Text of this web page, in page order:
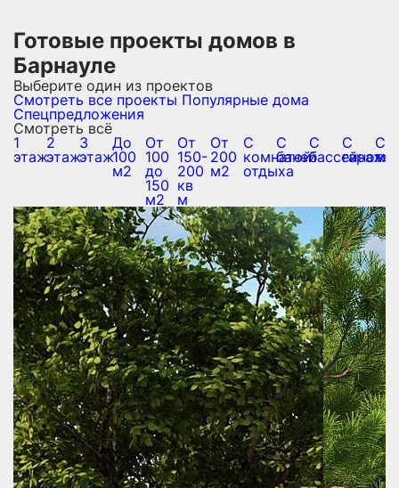
Готовые проекты домов в
Барнауле
Выберите один из проектов
Смотреть все проекты Популярные дома
Спецпредложения
Смотреть всё
1
этаж
2
этаж
3
этаж
До
100
м2
От
100
до
150
м2
От
150-
200
кв
м
От
200
м2
С
комнатой
отдыха
С
баней
С
бассейном
С
С